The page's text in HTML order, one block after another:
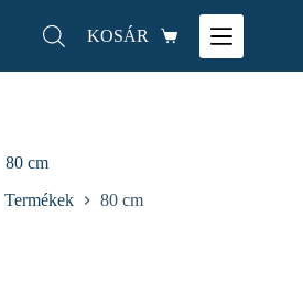
KOSÁR
80 cm
Termékek 80 cm